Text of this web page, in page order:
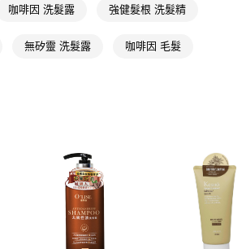
，簡訊認證，即可結帳。
結帳流程】
並確認金額後，即可完成結帳。
方式進行付款，方視為交易完成。
家同意取消之訂單仍視為有效，需透過AFTEE先享
先享後付 」之結帳頁面顯示為準，若有關於
取消欲退款等相關疑問，請聯繫「AFTEE先享後付
netprotections.freshdesk.com/support/home
含以上)免運費
含以上)免運費
含以上)免運費
咖啡因 洗髮露 強健髮根 洗髮精
無矽靈 洗髮露 咖啡因 毛髮